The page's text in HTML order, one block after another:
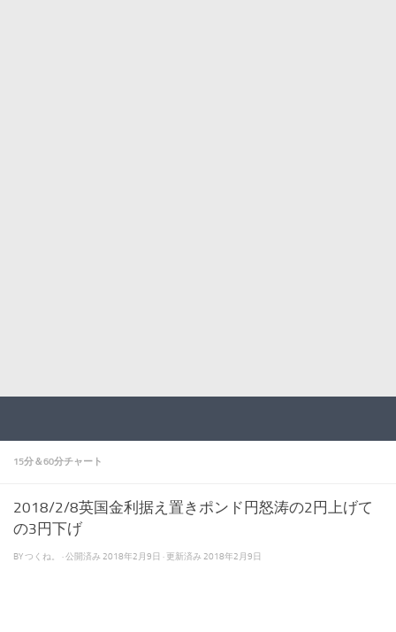
15分＆60分チャート
2018/2/8英国金利据え置きポンド円怒涛の2円上げて
の3円下げ
BYつくね。 · 公開済み 2018年2月9日 · 更新済み 2018年2月9日